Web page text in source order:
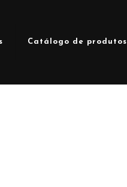
Catálogo de produtos